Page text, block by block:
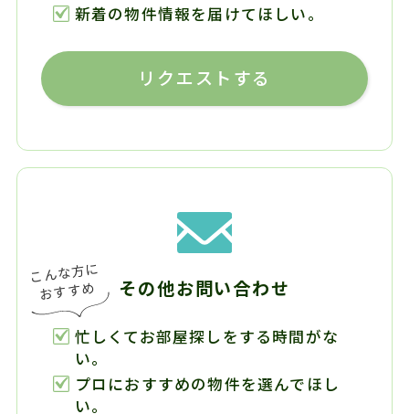
新着の物件情報を届けてほしい。
リクエストする
その他お問い合わせ
忙しくてお部屋探しをする時間がな
い。
プロにおすすめの物件を選んでほし
い。